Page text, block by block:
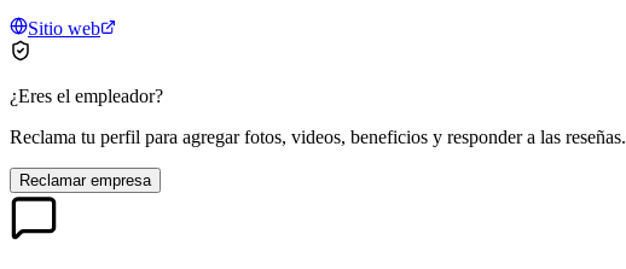
Sitio web
¿Eres el empleador?
Reclama tu perfil para agregar fotos, videos, beneficios y responder a las reseñas.
Reclamar empresa